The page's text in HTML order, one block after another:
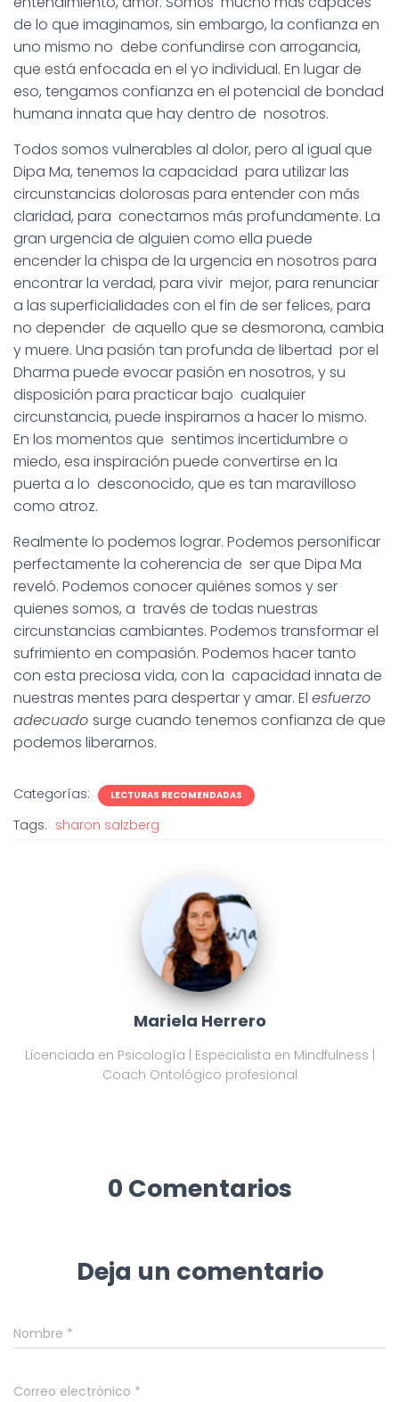
de lo que imaginamos, sin embargo, la confianza en
uno mismo no debe confundirse con arrogancia,
que está enfocada en el yo individual. En lugar de
eso, tengamos confianza en el potencial de bondad
humana innata que hay dentro de nosotros.
Todos somos vulnerables al dolor, pero al igual que
Dipa Ma, tenemos la capacidad para utilizar las
circunstancias dolorosas para entender con más
claridad, para conectarnos más profundamente. La
gran urgencia de alguien como ella puede
encender la chispa de la urgencia en nosotros para
encontrar la verdad, para vivir mejor, para renunciar
a las superficialidades con el fin de ser felices, para
no depender de aquello que se desmorona, cambia
y muere. Una pasión tan profunda de libertad por el
Dharma puede evocar pasión en nosotros, y su
disposición para practicar bajo cualquier
circunstancia, puede inspirarnos a hacer lo mismo.
En los momentos que sentimos incertidumbre o
miedo, esa inspiración puede convertirse en la
puerta a lo desconocido, que es tan maravilloso
como atroz.
Realmente lo podemos lograr. Podemos personificar
perfectamente la coherencia de ser que Dipa Ma
reveló. Podemos conocer quiénes somos y ser
quienes somos, a través de todas nuestras
circunstancias cambiantes. Podemos transformar el
sufrimiento en compasión. Podemos hacer tanto
con esta preciosa vida, con la capacidad innata de
nuestras mentes para despertar y amar. El esfuerzo
adecuado surge cuando tenemos confianza de que
podemos liberarnos.
Categorías: LECTURAS RECOMENDADAS
Tags: sharon salzberg
Mariela Herrero
Licenciada en Psicología | Especialista en Mindfulness |
Coach Ontológico profesional
0 Comentarios
Deja un comentario
Nombre *
Correo electrónico *